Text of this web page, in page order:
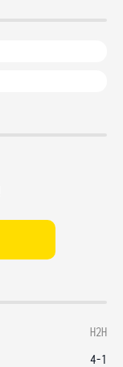
H2H
4-1